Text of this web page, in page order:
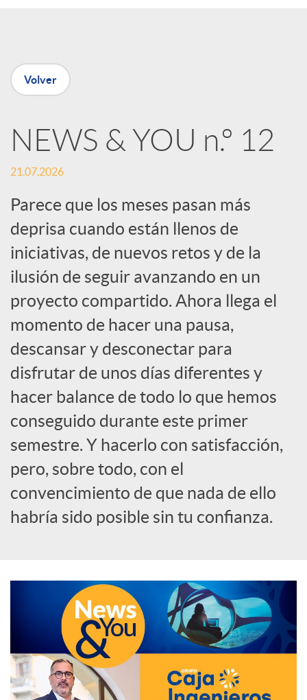
e
R
e
d
e
s
S
o
c
i
l
e
s
Volver
NEWS & YOU n.º 12
21.07.2026
Parece que los meses pasan más
deprisa cuando están llenos de
iniciativas, de nuevos retos y de la
ilusión de seguir avanzando en un
proyecto compartido. Ahora llega el
momento de hacer una pausa,
descansar y desconectar para
disfrutar de unos días diferentes y
hacer balance de todo lo que hemos
conseguido durante este primer
semestre. Y hacerlo con satisfacción,
pero, sobre todo, con el
convencimiento de que nada de ello
habría sido posible sin tu confianza.